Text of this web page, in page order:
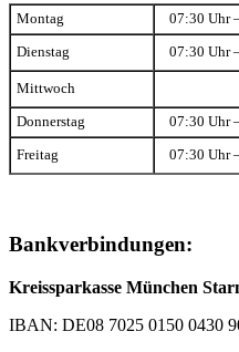
Montag 07:30 Uhr
Dienstag 07:30 Uhr
Mittwoch
Donnerstag 07:30 Uhr
Freitag 07:30 Uhr
Bankverbindungen:
Kreissparkasse München
IBAN: DE08 7025 0150 0430